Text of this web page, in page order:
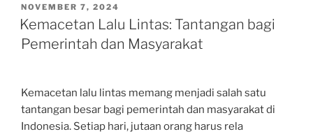
POSTED
ON
NOVEMBER 7, 2024
Kemacetan Lalu Lintas: Tantangan bagi
Pemerintah dan Masyarakat
Kemacetan lalu lintas memang menjadi salah satu
tantangan besar bagi pemerintah dan masyarakat di
Indonesia. Setiap hari, jutaan orang harus rela